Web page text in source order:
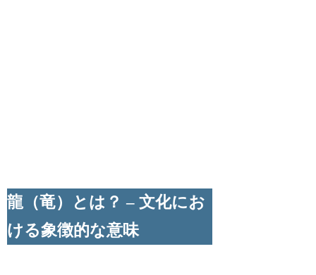
龍（竜）とは？ – 文化にお
ける象徴的な意味